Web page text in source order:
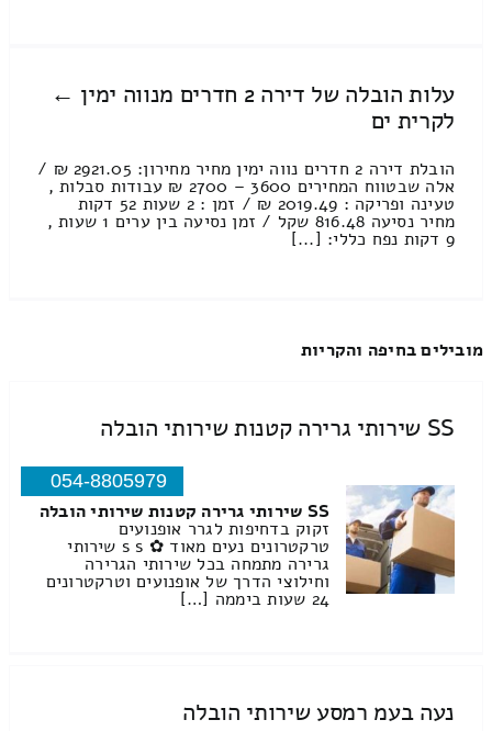
עלות הובלה של דירה 2 חדרים מנווה ימין ←
לקרית ים
הובלת דירה 2 חדרים נווה ימין מחיר מחירון: 2921.05 ₪ /
אלה שבטווח המחירים 3600 – 2700 ₪ עבודות סבלות ,
טעינה ופריקה : 2019.49 ₪ / זמן : 2 שעות 52 דקות
מחיר נסיעה 816.48 שקל / זמן נסיעה בין ערים 1 שעות ,
9 דקות נפח כללי: [...]
מובילים בחיפה והקריות
SS שירותי גרירה קטנות שירותי הובלה
054-8805979
SS שירותי גרירה קטנות שירותי הובלה
זקוק בדחיפות לגרר אופנועים
טרקטרונים נעים מאוד ✿ s s שירותי
גרירה מתמחה בכל שירותי הגרירה
וחילוצי הדרך של אופנועים וטרקטרונים
24 שעות ביממה […]
נעה בעמ רמסע שירותי הובלה